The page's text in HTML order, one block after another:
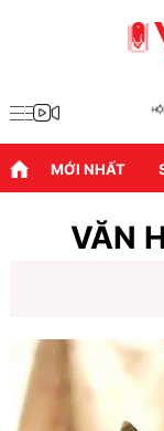
MỚI NHẤT
VĂN